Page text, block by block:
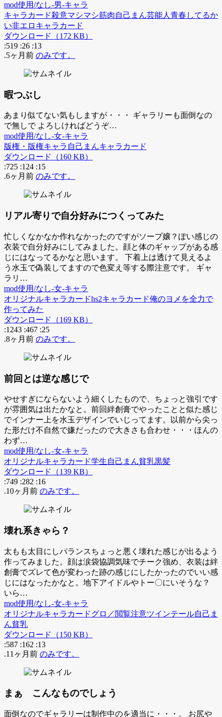
mod使用/なし-男-キャラ
キャラカード殺意マシマシ筋肉自己まん芸能人 青春してるか
い非エロ キャラカード
ダウンロード（172 KB）
:519 :26 :13
.5ヶ月前 のみです。
暇つぶし
あまり似てない気もしますが・・・ ギャラリーも面倒なの
で無しで よろしければどうぞ…
mod使用/なし-女-キャラ
版権・版権キャラ 自己まんキャラカード
ダウンロード（160 KB）
:725 :124 :15
.6ヶ月前 のみです。
リアル寄りで自分好みにつくってみた
忙しくなかなか作れなかったのですがソープ嬢？ぽい感じの
衣装で自分好みにしてみました。顔と体のギャップがある感
じにはなってるかなと思います。 下着上は透けて見えるよ
う水玉で偽装してますので色変え等する際注意です。 ギャ
ラリ…
mod使用/なし-女-キャラ
オリジナルキャラカードhs2キャラカード俺のヨメを全力で
作ってみた
ダウンロード（169 KB）
:1243 :467 :25
.8ヶ月前 のみです。
前回とは逆な感じで
やせすぎにならないよう細くしたもので、ちょっと強引です
が雰囲気は出たかなと。前回絆創膏でやったことと似た感じ
でインナー上を水玉デザインでいじってます。以前から尖っ
た形だけ不自然で嫌だったので大きさも合わせ・・・ほんの
わず…
mod使用/なし-女-キャラ
オリジナルキャラカード学生自己まん貧乳黒髪
ダウンロード（139 KB）
:749 :282 :16
.10ヶ月前 のみです。
壊れ系きゃら？
太もも太目にしバランスちょっと悪く壊れた感じが出るよう
作ってみました。顔は涙袋協調気味でチーク強め、衣装は絆
創膏でズレて色が変わった跡の感じにしたかったのでいい感
じにはなったかなと。地下アイドルやトー〇にいそうな？
いら…
mod使用/なし-女-キャラ
オリジナルキャラカードグロ／閲覧注意ツインテール自己ま
ん貧乳
ダウンロード（150 KB）
:587 :162 :13
.11ヶ月前 のみです。
まぁ こんなものでしょう
面倒なのでギャラリーは制作中のを適当に・・・。 お尻や